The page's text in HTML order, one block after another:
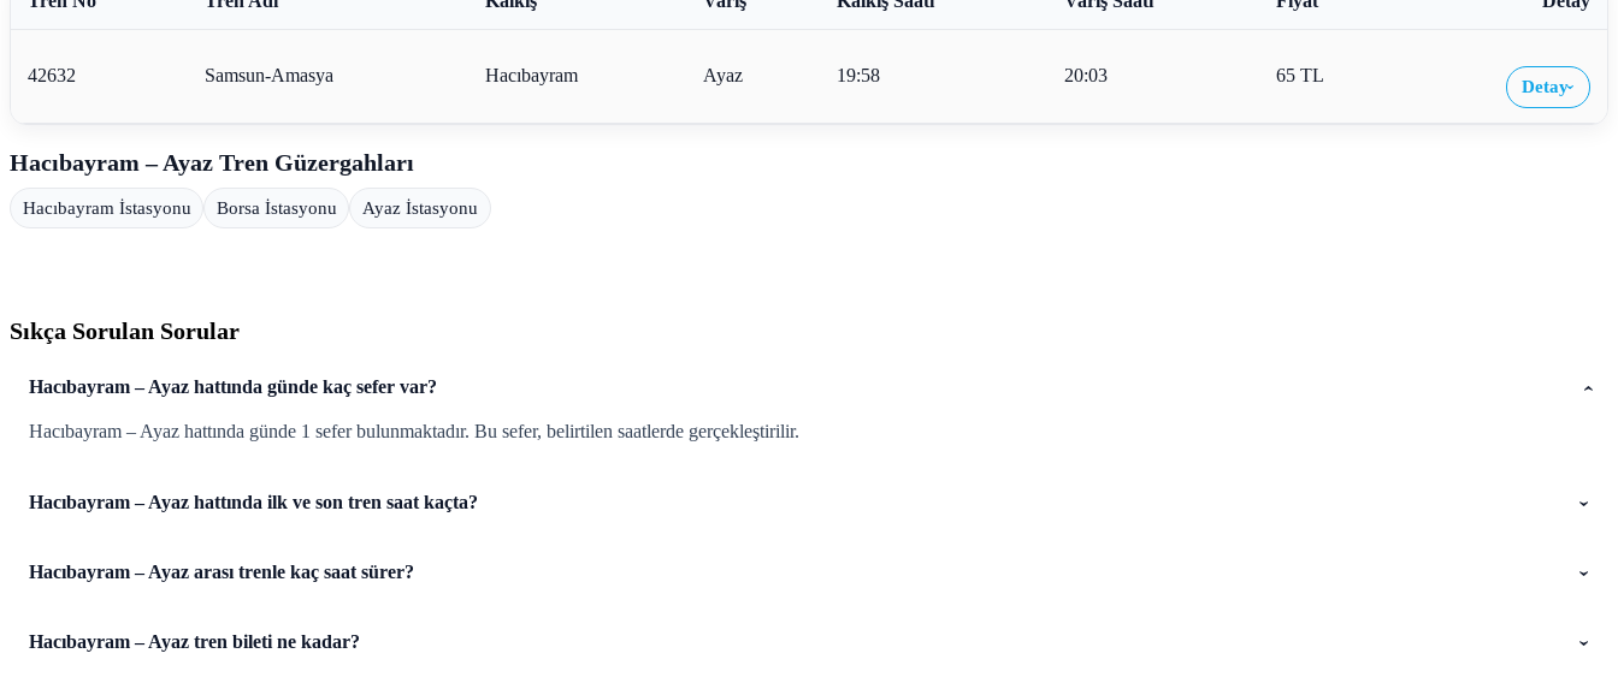
42632 Samsun-Amasya Hacıbayram Ayaz 19:58 20:03 65 TL
Detay›
Hacıbayram – Ayaz Tren Güzergahları
Hacıbayram İstasyonu Borsa İstasyonu Ayaz İstasyonu
Sıkça Sorulan Sorular
Hacıbayram – Ayaz hattında günde kaç sefer var?
Hacıbayram – Ayaz hattında günde 1 sefer bulunmaktadır. Bu sefer, belirtilen saatlerde gerçekleştirilir.
Hacıbayram – Ayaz hattında ilk ve son tren saat kaçta?
Hacıbayram – Ayaz arası trenle kaç saat sürer?
Hacıbayram – Ayaz tren bileti ne kadar?